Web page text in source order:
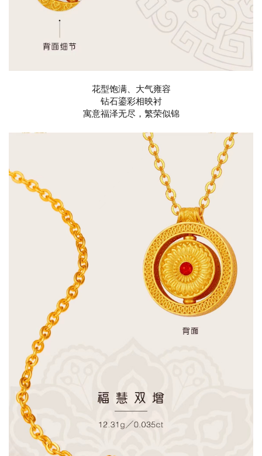
花型饱满、大气雍容
钻石鎏彩相映衬
寓意福泽无尽，繁荣似锦